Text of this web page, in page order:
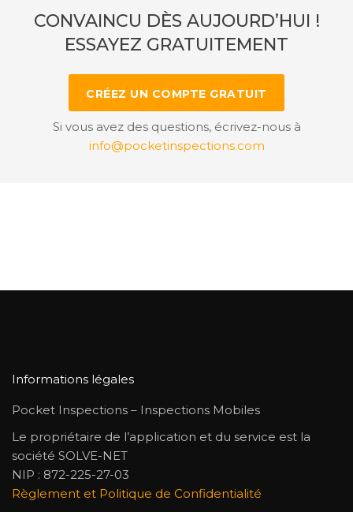
CONVAINCU DÈS AUJOURD’HUI !
ESSAYEZ GRATUITEMENT
CRÉEZ UN COMPTE GRATUIT
Si vous avez des questions, écrivez-nous à
info@pocketinspections.com
Informations légales
Pocket Inspections – Inspections Mobiles
Le propriétaire de l’application et du service est la
société SOLVE-NET
NIP : 872-225-27-03
Règlement et Politique de Confidentialité